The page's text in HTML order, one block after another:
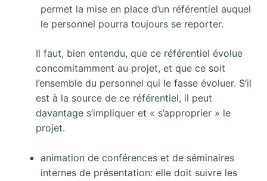
permet la mise en place d’un référentiel auquel
le personnel pourra toujours se reporter.
Il faut, bien entendu, que ce référentiel évolue
concomitamment au projet, et que ce soit
l’ensemble du personnel qui le fasse évoluer. S’il
est à la source de ce référentiel, il peut
davantage s’impliquer et « s’approprier » le
projet.
animation de conférences et de séminaires
internes de présentation: elle doit suivre les